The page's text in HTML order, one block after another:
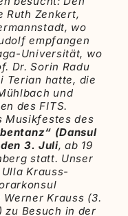
Ruth Zenkert,
wo
empfangen
Universität, wo
Dr. Sorin Radu
Terian hatte, die
und
des FITS.
Musikfestes des
(Dansul
3. Juli, ab 19
statt. Unser
Krauss-
Werner Krauss (3.
zu Besuch in der